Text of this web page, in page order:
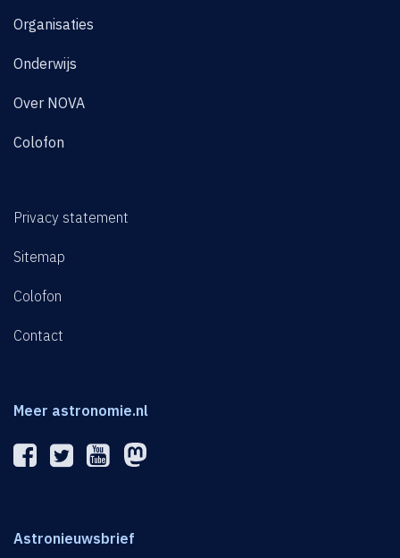
Organisaties
Onderwijs
Over NOVA
Colofon
Privacy statement
Sitemap
Colofon
Contact
Meer astronomie.nl
Astronieuwsbrief